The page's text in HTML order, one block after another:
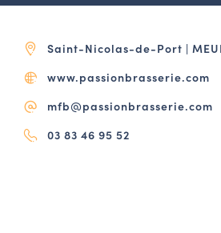
Saint-Nicolas-de-Port |
www.passionbrasserie.com
mfb@passionbrasserie.com
03 83 46 95 52